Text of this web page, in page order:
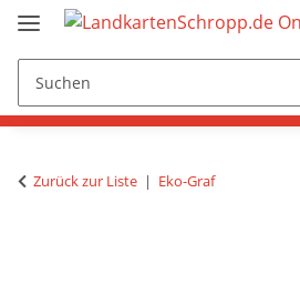
Zurück zur Liste Eko-Graf